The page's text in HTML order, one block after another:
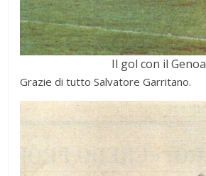
Il gol con il Genoa
Grazie di tutto Salvatore Garritano.